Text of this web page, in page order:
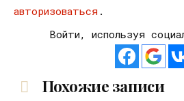
авторизоваться .
Войти, используя
Похожие записи